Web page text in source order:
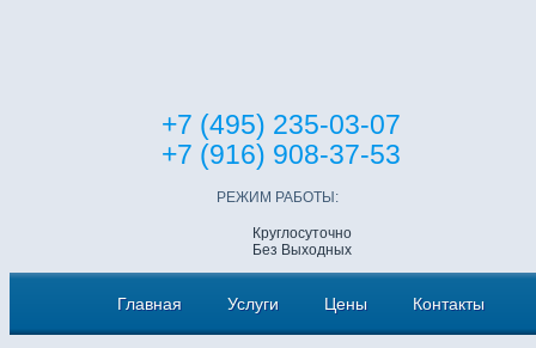
+7 (495) 235-03-07
+7 (916) 908-37-53
РЕЖИМ РАБОТЫ:
Круглосуточно
Без Выходных
Главная Услуги Цены Контакты